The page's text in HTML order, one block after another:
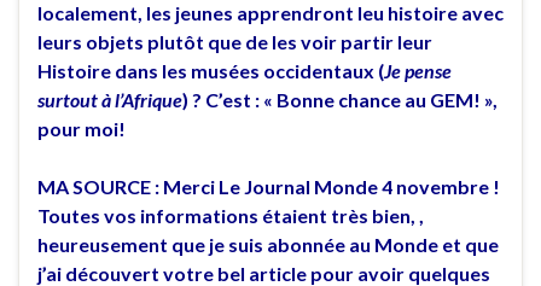
localement, les jeunes apprendront leu histoire avec
leurs objets plutôt que de les voir partir leur
Histoire dans les musées occidentaux (Je pense
surtout à l’Afrique) ? C’est : « Bonne chance au GEM! »,
pour moi!
MA SOURCE : Merci Le Journal Monde 4 novembre !
Toutes vos informations étaient très bien, ,
heureusement que je suis abonnée au Monde et que
j’ai découvert votre bel article pour avoir quelques